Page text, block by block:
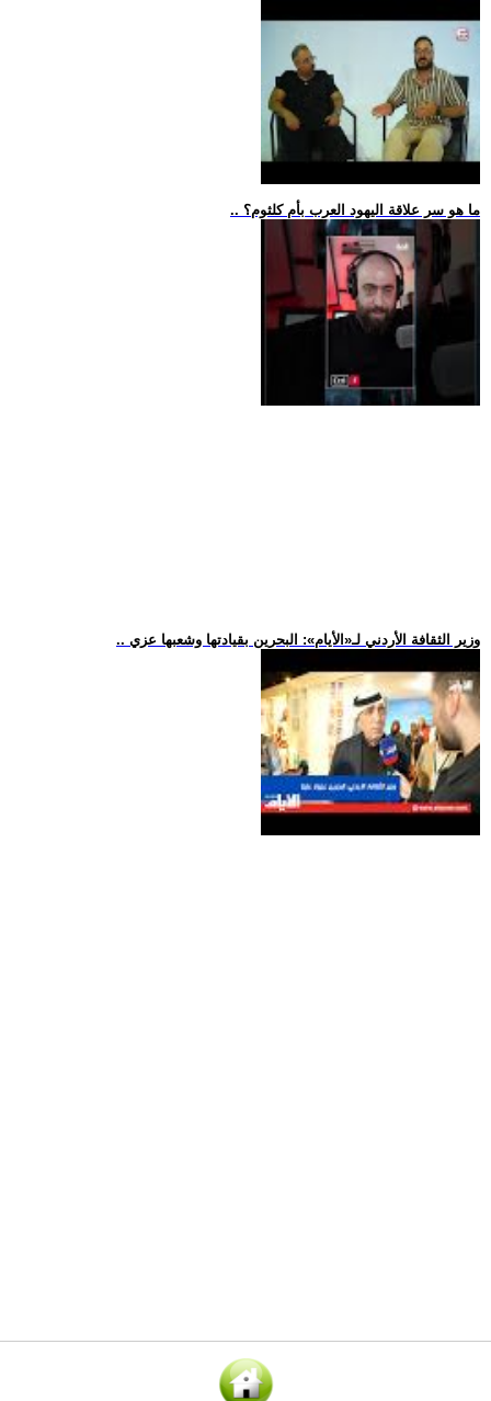
.. ما هو سر علاقة اليهود العرب بأم كلثوم؟
.. وزير الثقافة الأردني لـ«الأيام»: البحرين بقيادتها وشعبها عزي